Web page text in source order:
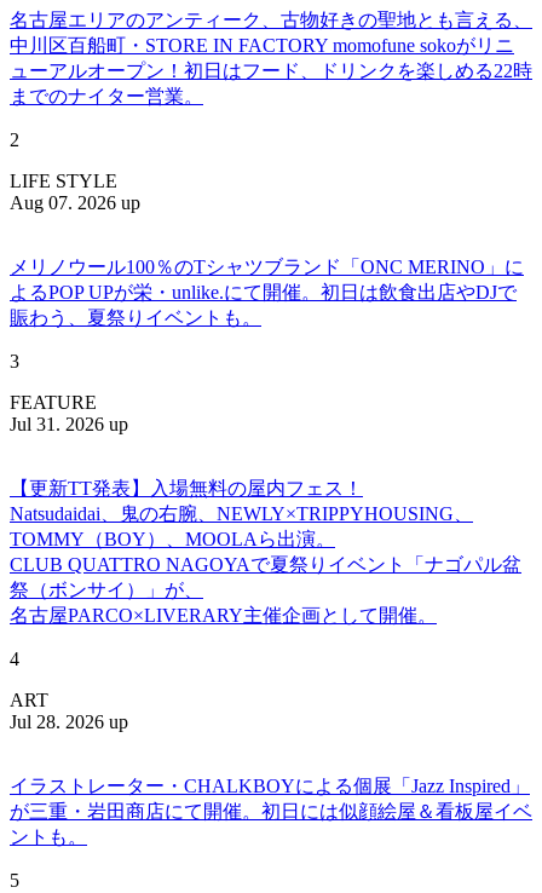
名古屋エリアのアンティーク、古物好きの聖地とも言える、
中川区百船町・STORE IN FACTORY momofune sokoがリニ
ューアルオープン！初日はフード、ドリンクを楽しめる22時
までのナイター営業。
2
LIFE STYLE
Aug 07. 2026 up
メリノウール100％のTシャツブランド「ONC MERINO」に
よるPOP UPが栄・unlike.にて開催。初日は飲食出店やDJで
賑わう、夏祭りイベントも。
3
FEATURE
Jul 31. 2026 up
【更新TT発表】入場無料の屋内フェス！
Natsudaidai、鬼の右腕、NEWLY×TRIPPYHOUSING、
TOMMY（BOY）、MOOLAら出演。
CLUB QUATTRO NAGOYAで夏祭りイベント「ナゴパル盆
祭（ボンサイ）」が、
名古屋PARCO×LIVERARY主催企画として開催。
4
ART
Jul 28. 2026 up
イラストレーター・CHALKBOYによる個展「Jazz Inspired」
が三重・岩田商店にて開催。初日には似顔絵屋＆看板屋イベ
ントも。
5